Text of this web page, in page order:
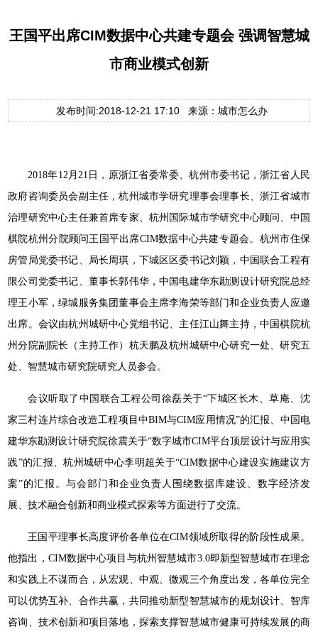
王国平出席CIM数据中心共建专题会 强调智慧城
市商业模式创新
发布时间:2018-12-21 17:10 来源：城市怎么办
2018年12月21日，原浙江省委常委、杭州市委书记，浙江省人民
政府咨询委员会副主任，杭州城市学研究理事会理事长、浙江省城市
治理研究中心主任兼首席专家、杭州国际城市学研究中心顾问、中国
棋院杭州分院顾问王国平出席CIM数据中心共建专题会。杭州市住保
房管局党委书记、局长周琪，下城区区委书记刘颖，中国联合工程有
限公司党委书记、董事长郭伟华，中国电建华东勘测设计研究院总经
理王小军，绿城服务集团董事会主席李海荣等部门和企业负责人应邀
出席。会议由杭州城研中心党组书记、主任江山舞主持，中国棋院杭
州分院副院长（主持工作）杭天鹏及杭州城研中心研究一处、研究五
处、智慧城市研究院研究人员参会。
会议听取了中国联合工程公司徐磊关于“下城区长木、草庵、沈
家三村连片综合改造工程项目中BIM与CIM应用情况”的汇报、中国电
建华东勘测设计研究院徐震关于“数字城市CIM平台顶层设计与应用实
践”的汇报、杭州城研中心李明超关于“CIM数据中心建设实施建议方
案”的汇报。与会部门和企业负责人围绕数据库建设、数字经济发
展、技术融合创新和商业模式探索等方面进行了交流。
王国平理事长高度评价各单位在CIM领域所取得的阶段性成果。
他指出，CIM数据中心项目与杭州智慧城市3.0即新型智慧城市在理念
和实践上不谋而合，从宏观、中观、微观三个角度出发，各单位完全
可以优势互补、合作共赢，共同推动新型智慧城市的规划设计、智库
咨询、技术创新和项目落地，探索支撑智慧城市健康可持续发展的商